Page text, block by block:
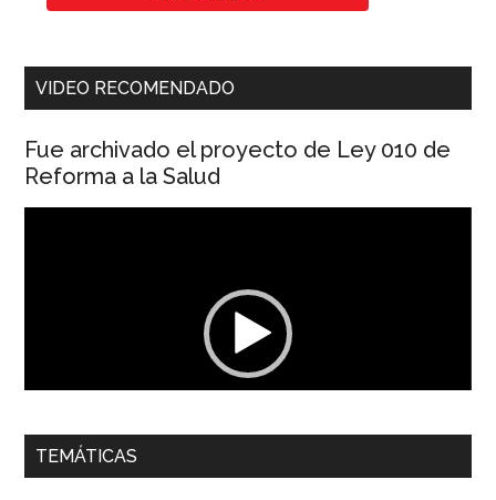
VIDEO RECOMENDADO
Fue archivado el proyecto de Ley 010 de
Reforma a la Salud
00:00 01:04
Dra. Carolina Corcho Mejía,Presidenta Corporación
TEMÁTICAS